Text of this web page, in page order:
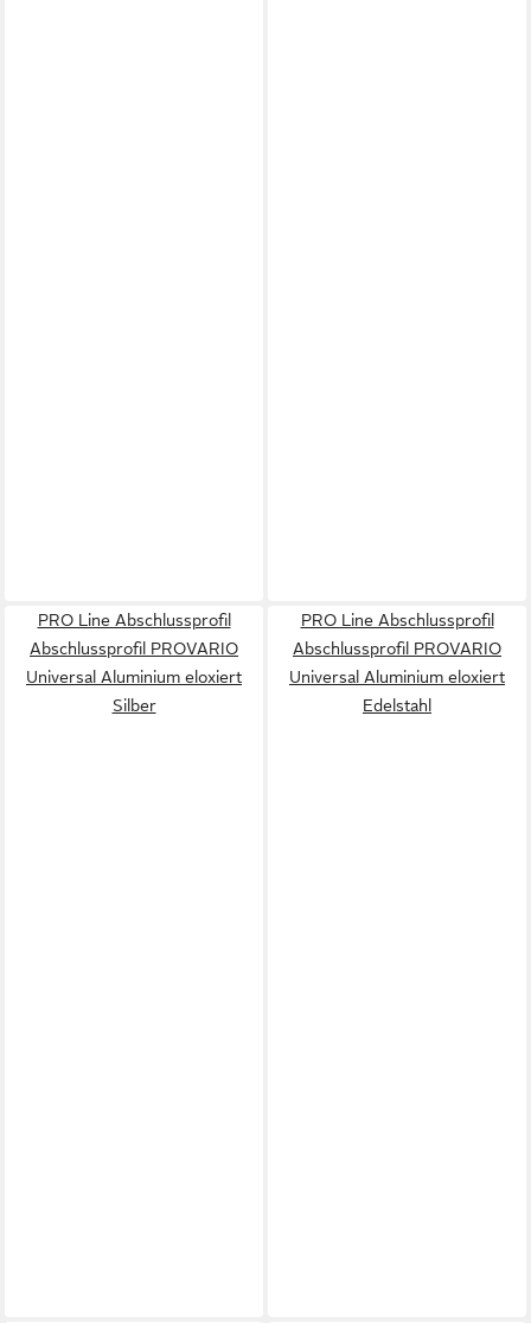
PRO Line Abschlussprofil
Abschlussprofil PROVARIO
Universal Aluminium eloxiert
Silber
PRO Line Abschlussprofil
Abschlussprofil PROVARIO
Universal Aluminium eloxiert
Edelstahl